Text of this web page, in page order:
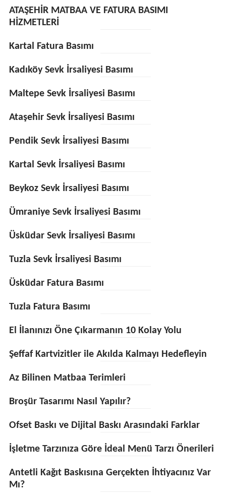
ATAŞEHİR MATBAA VE FATURA BASIMI
HİZMETLERİ
Kartal Fatura Basımı
Kadıköy Sevk İrsaliyesi Basımı
Maltepe Sevk İrsaliyesi Basımı
Ataşehir Sevk İrsaliyesi Basımı
Pendik Sevk İrsaliyesi Basımı
Kartal Sevk İrsaliyesi Basımı
Beykoz Sevk İrsaliyesi Basımı
Ümraniye Sevk İrsaliyesi Basımı
Üsküdar Sevk İrsaliyesi Basımı
Tuzla Sevk İrsaliyesi Basımı
Üsküdar Fatura Basımı
Tuzla Fatura Basımı
El İlanınızı Öne Çıkarmanın 10 Kolay Yolu
Şeffaf Kartvizitler ile Akılda Kalmayı Hedefleyin
Az Bilinen Matbaa Terimleri
Broşür Tasarımı Nasıl Yapılır?
Ofset Baskı ve Dijital Baskı Arasındaki Farklar
İşletme Tarzınıza Göre İdeal Menü Tarzı Önerileri
Antetli Kağıt Baskısına Gerçekten İhtiyacınız Var
Mı?